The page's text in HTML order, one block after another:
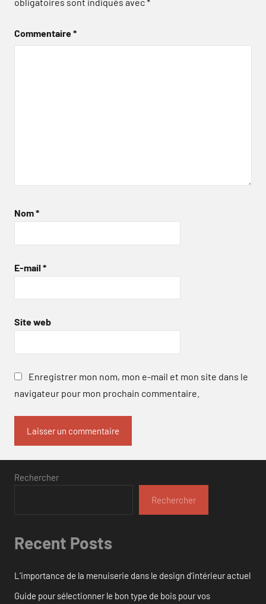
Commentaire*
Nom*
E-mail *
Site web
Enregistrer mon nom, mon e-mail et mon site dans le
navigateur pour mon prochain commentaire.
Rechercher
Rechercher
Recent Posts
L’importance de la menuiserie dans le design d’intérieur actuel
Guide pour sélectionner le bon type de bois pour vos